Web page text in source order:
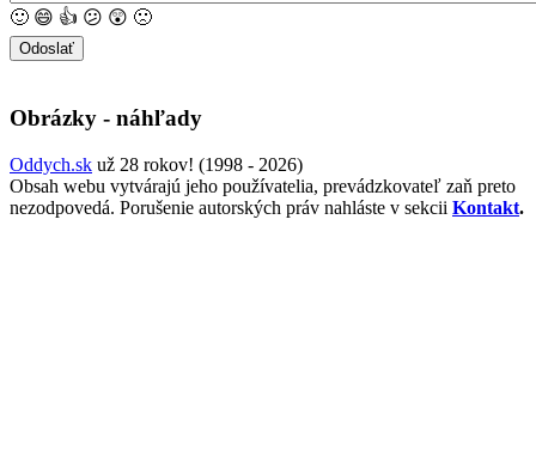
🙂 😄 👍 😕 😲 🙁
Obrázky - náhľady
Oddych.sk už 28 rokov! (1998 - 2026)
Obsah webu vytvárajú jeho používatelia, prevádzkovateľ zaň preto
nezodpovedá. Porušenie autorských práv nahláste v sekcii Kontakt.